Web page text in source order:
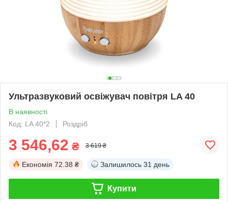
Ультразвуковий освіжувач повітря LA 40
В наявності
Код: LA 40*2
Роздріб
3 546,62 ₴ 3 619 ₴
Економія 72.38 ₴ Залишилось 31 день
Купити